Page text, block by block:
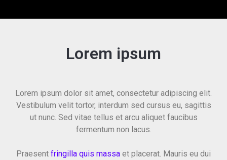
Lorem ipsum
Lorem ipsum dolor sit amet, consectetur adipiscing elit.
Vestibulum velit tortor, interdum sed cursus eu, sagittis
ut nunc. Sed vitae tellus et arcu aliquet faucibus
fermentum non lacus.
Praesent fringilla quis massa et placerat. Mauris eu dui